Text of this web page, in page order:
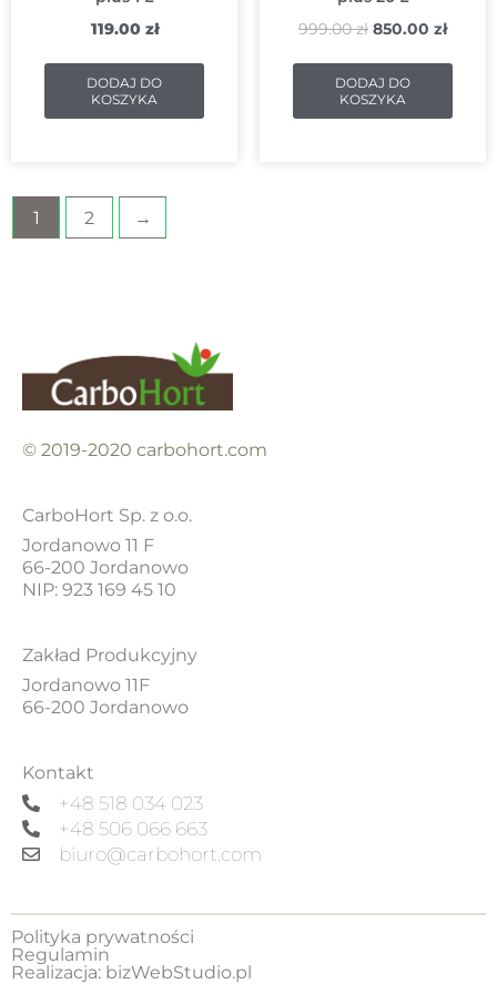
119.00 zł
DODAJ DO
KOSZYKA
999.00zł 850.00 zł
DODAJ DO
KOSZYKA
1 2 →
© 2019-2020 carbohort.com
CarboHort Sp. z o.o.
Jordanowo 11 F
66-200 Jordanowo
NIP: 923 169 45 10
Zakład Produkcyjny
Jordanowo 11F
66-200 Jordanowo
Kontakt
+48 518 034 023
+48 506 066 663
biuro@carbohort.com
Polityka prywatności
Regulamin
Realizacja: bizWebStudio.pl